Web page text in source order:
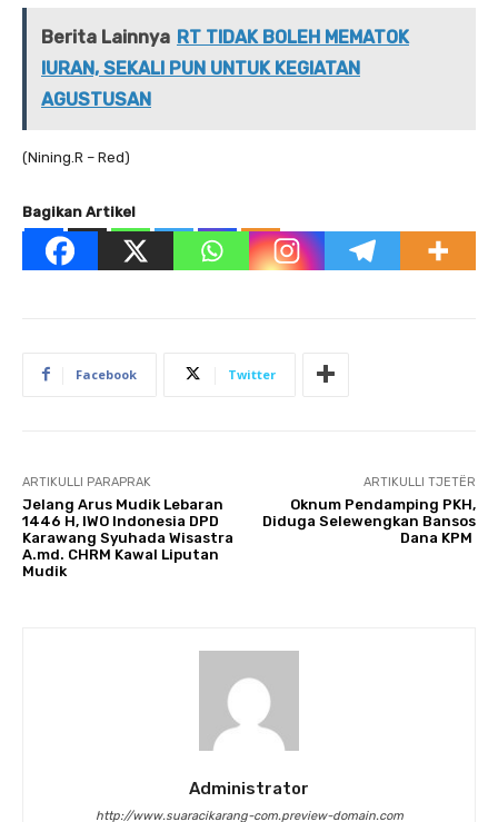
Berita Lainnya RT TIDAK BOLEH MEMATOK
IURAN, SEKALI PUN UNTUK KEGIATAN
AGUSTUSAN
(Nining.R – Red)
Bagikan Artikel
Facebook Twitter
ARTIKULLI PARAPRAK
Jelang Arus Mudik Lebaran
1446 H, IWO Indonesia DPD
Karawang Syuhada Wisastra
A.md. CHRM Kawal Liputan
Mudik
ARTIKULLI TJETËR
Oknum Pendamping PKH,
Diduga Selewengkan Bansos
Dana KPM
Administrator
http://www.suaracikarang-com.preview-domain.com